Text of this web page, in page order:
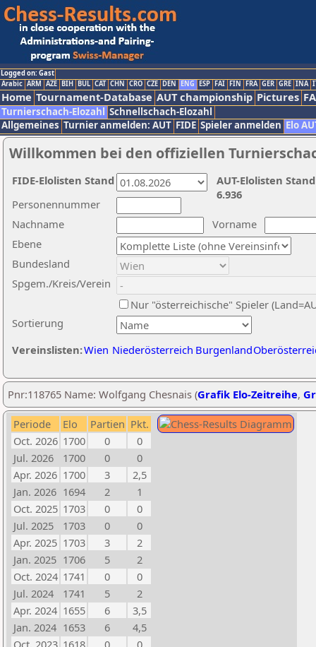
Logged on: Gast
Arabic ARM AZE BIH BUL CAT CHN CRO CZE DEN ENG ESP FAI FIN FRA GER GRE INA
Home Tournament-Database AUT championship Pictures
Turnierschach-Elozahl Schnellschach-Elozahl
Allgemeines Turnier anmelden: AUT FIDE Spieler anmelden Elo
Willkommen bei den offiziellen
Nachname
Vorname
Ebene
Sortierung
Personennummer
Bundesland
Spgem./Kreis/Verein
Nur "österreichische" Spieler
Vereinslisten:Wien Niederösterreich Burgenland
AUT-Elolisten
6.936
FIDE-Elolisten Stand
Pnr:118765 Name: Wolfgang Chesnais (Grafik Elo-Zeitreihe,
Periode Elo Partien Pkt.
Oct. 2026 1700 0
0
Jul. 2026
1700 0
0
Apr. 2026 1700 3
2,5
Jan. 2026 1694 2
1
Oct. 2025 1703 0
0
Jul. 2025
1703 0
0
Apr. 2025 1703 3
2
Jan. 2025 1706 5
2
Oct. 2024 1741 0
0
Jul. 2024
1741 5
2
Apr. 2024 1655 6
3,5
Jan. 2024 1653 6
4,5
Oct. 2023 1618 0
0